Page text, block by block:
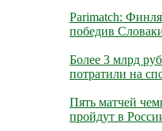
Parimatch:
победив
Более 3 млрд
потратили на
Пять матчей
пройдут в